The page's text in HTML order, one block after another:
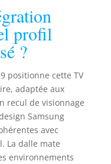
profil
?
positionne cette TV
adaptée aux
recul de visionnage
Samsung
avec
La dalle mate
environnements